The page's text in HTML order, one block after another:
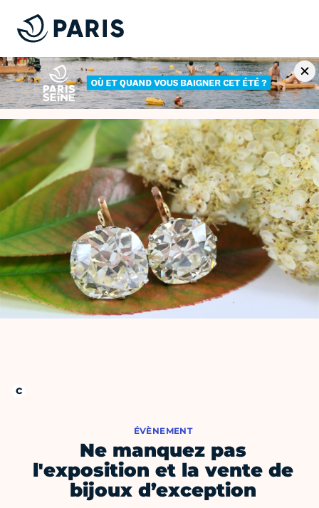
ÉVÈNEMENT
Ne manquez pas
l'exposition et la vente de
bijoux d’exception